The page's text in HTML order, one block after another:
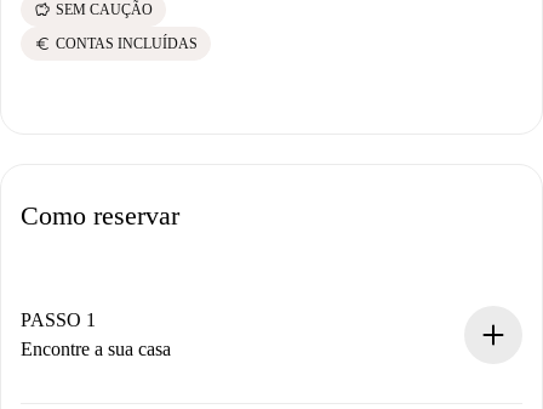
savings SEM CAUÇÃO
euro CONTAS INCLUÍDAS
Como reservar
PASSO 1
Encontre a sua casa